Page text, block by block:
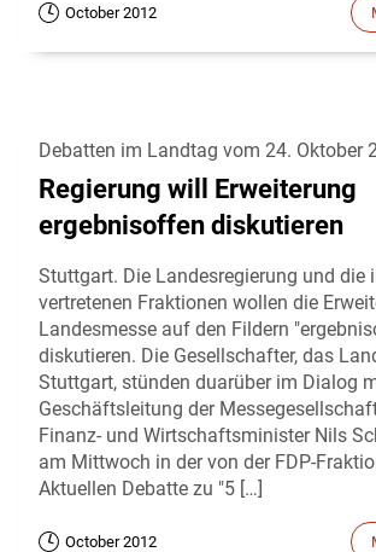
October 2012
Debatten im Landtag vom 24. Oktober
Regierung will Erweiterung
ergebnisoffen diskutieren
Stuttgart. Die Landesregierung und die
vertretenen Fraktionen wollen die
Landesmesse auf den Fildern
diskutieren. Die Gesellschafter, das
Stuttgart, stünden duarüber im Dialog
Geschäftsleitung der
Finanz- und Wirtschaftsminister Nils
am Mittwoch in der von der FDP-
Aktuellen Debatte zu "5 […]
October 2012